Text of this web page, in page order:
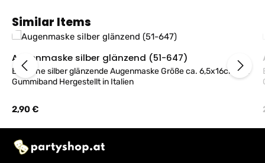
Produktgalerie überspringen
Similar Items
Augenmaske silber glänzend (51-647)
Einfache silber glänzende Augenmaske Größe ca. 6,5x16cm mit
Gummiband Hergestellt in Italien
Regulärer Preis:
2,90 €